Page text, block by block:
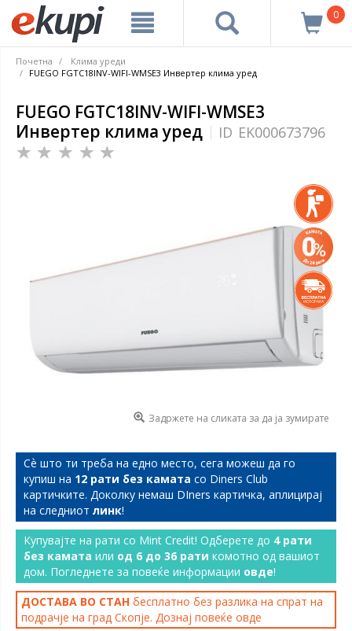
0
Почетна
Клима уреди
FUEGO FGTC18INV-WIFI-WMSE3 Инвертер клима уред
FUEGO FGTC18INV-WIFI-WMSE3
Инвертер клима уред
ID EK000673796
Задржете на сликата за да ја зумирате
Сѐ што ти треба на едно место, сега можеш да го
купиш на 12 рати без камата со Diners Club
картичките. Доколку немаш DIners картичка, аплицирај
на следниот линк!
Купувајте на рати со Mint Credit! Одберете до 4 рати
без камата или од 6 до 36 рати комотно од вашиот
дом. Погледнете за повеќе информации овде!
ДОСТАВА ВО СТАН бесплатно без разлика на спрат на
подрачје на град Скопје. Дознај повеќе овде